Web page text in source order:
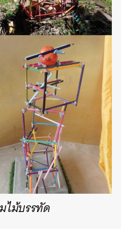
ไม้บรรทัด